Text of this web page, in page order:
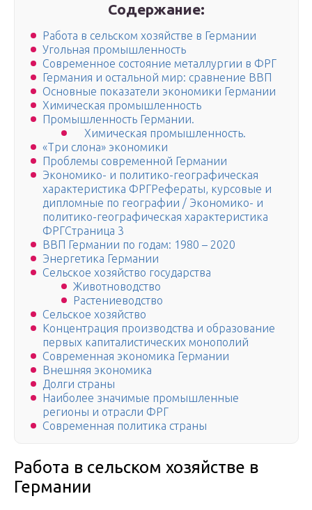
Содержание:
Работа в сельском хозяйстве в Германии
Угольная промышленность
Современное состояние металлургии в ФРГ
Германия и остальной мир: сравнение ВВП
Основные показатели экономики Германии
Химическая промышленность
Промышленность Германии.
Химическая промышленность.
«Три слона» экономики
Проблемы современной Германии
Экономико- и политико-географическая
характеристика ФРГРефераты, курсовые и
дипломные по географии / Экономико- и
политико-географическая характеристика
ФРГСтраница 3
ВВП Германии по годам: 1980 – 2020
Энергетика Германии
Сельское хозяйство государства
Животноводство
Растениеводство
Сельское хозяйство
Концентрация производства и образование
первых капиталистических монополий
Современная экономика Германии
Внешняя экономика
Долги страны
Наиболее значимые промышленные
регионы и отрасли ФРГ
Современная политика страны
Работа в сельском хозяйстве в
Германии